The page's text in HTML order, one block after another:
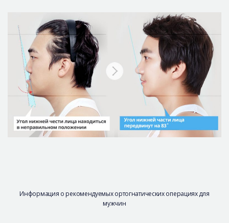
Информация о рекомендуемых ортогнатических операциях для
мужчин